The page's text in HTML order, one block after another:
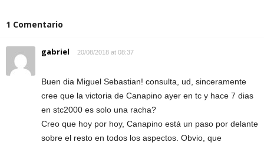
1 Comentario
gabriel 20/08/2018 at 08:37
Buen dia Miguel Sebastian! consulta, ud, sinceramente
cree que la victoria de Canapino ayer en tc y hace 7 dias
en stc2000 es solo una racha?
Creo que hoy por hoy, Canapino está un paso por delante
sobre el resto en todos los aspectos. Obvio, que